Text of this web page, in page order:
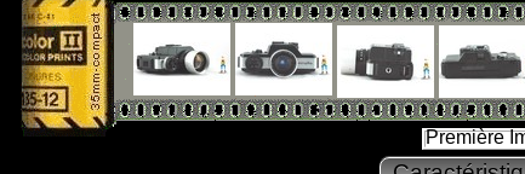
Première